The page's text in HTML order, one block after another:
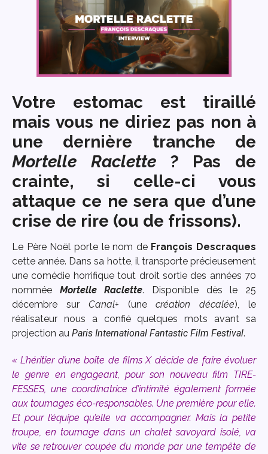
Votre estomac est tiraillé
mais vous ne diriez pas non à
une dernière tranche de
Mortelle Raclette? Pas de
crainte, si celle-ci vous
attaque ce ne sera que d’une
crise de rire (ou de frissons).
Le Père Noël porte le nom de François Descraques
cette année. Dans sa hotte, il transporte précieusement
une comédie horrifique tout droit sortie des années 70
nommée Mortelle Raclette. Disponible dès le 25
décembre sur Canal+ (unecréation décalée), le
réalisateur nous a confié quelques mots avant sa
projection au Paris International Fantastic Film Festival.
« L’héritier d’une boîte de films X décide de faire évoluer
le genre en engageant, pour son nouveau film TIRE-
FESSES, une coordinatrice d’intimité également formée
aux tournages éco-responsables. Une première pour elle.
Et pour l’équipe qu’elle va accompagner. Mais la petite
troupe, en tournage dans un chalet savoyard isolé, va
vite se retrouver coupée du monde par une tempête de